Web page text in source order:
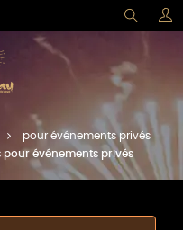
pour événements privés
pour événements privés